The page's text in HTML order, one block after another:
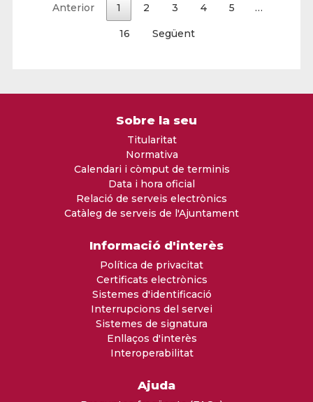
Anterior 1 2 3 4 5 …
16 Següent
Sobre la seu
Titularitat
Normativa
Calendari i còmput de terminis
Data i hora oficial
Relació de serveis electrònics
Catàleg de serveis de l'Ajuntament
Informació d'interès
Política de privacitat
Certificats electrònics
Sistemes d'identificació
Interrupcions del servei
Sistemes de signatura
Enllaços d'interès
Interoperabilitat
Ajuda